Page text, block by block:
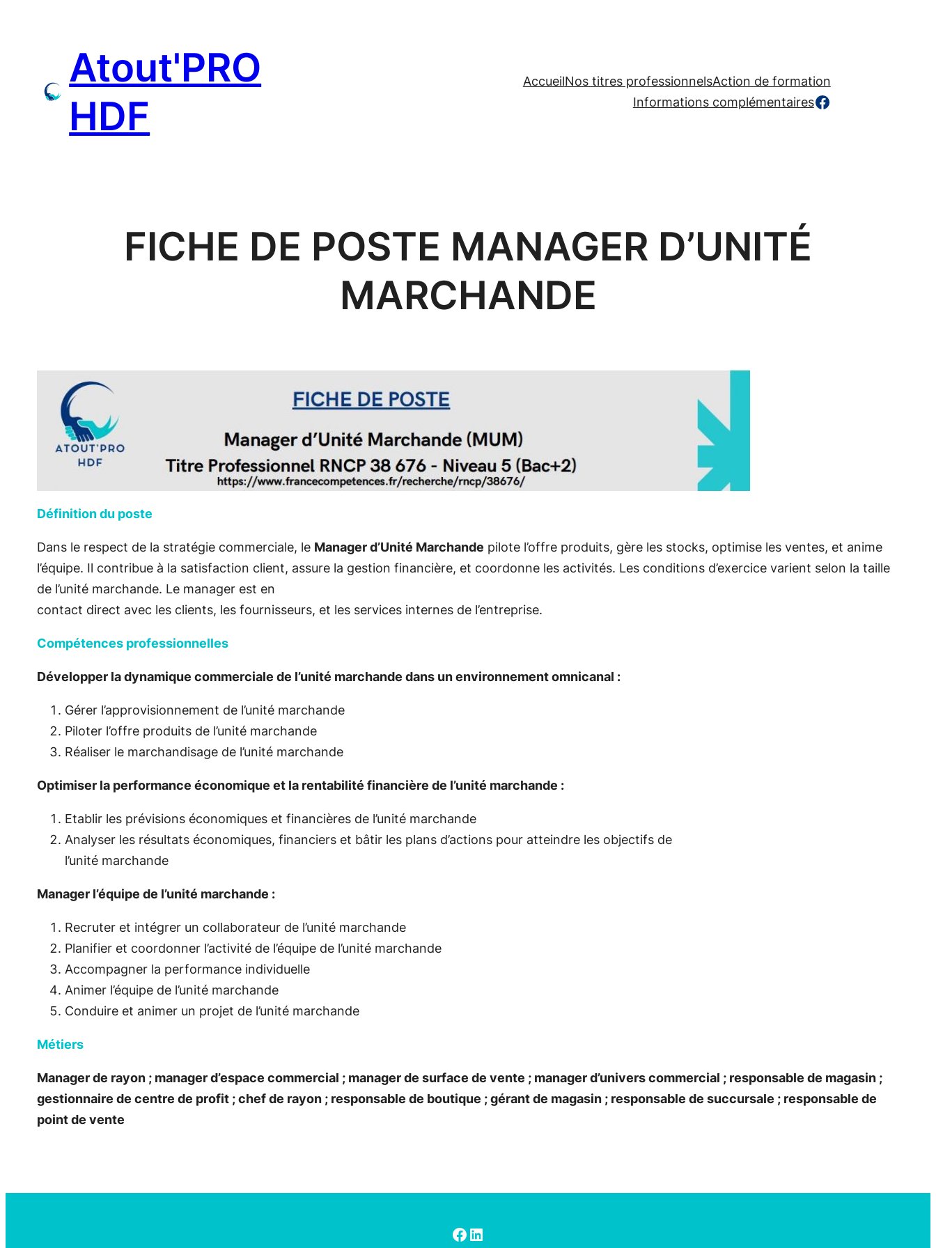
Atout'PRO
HDF
AccueilNos titres professionnelsAction de formation
Informations complémentaireshttps://www.facebook.com/
FICHE DE POSTE MANAGER D’UNITÉ
MARCHANDE
Définition du poste
Dans le respect de la stratégie commerciale, le Manager d’Unité Marchande pilote l’offre produits, gère les stocks, optimise les ventes, et anime
l’équipe. Il contribue à la satisfaction client, assure la gestion financière, et coordonne les activités. Les conditions d’exercice varient selon la taille
de l’unité marchande. Le manager est en
contact direct avec les clients, les fournisseurs, et les services internes de l’entreprise.
Compétences professionnelles
Développer la dynamique commerciale de l’unité marchande dans un environnement omnicanal :
Gérer l’approvisionnement de l’unité marchande
Piloter l’offre produits de l’unité marchande
Réaliser le marchandisage de l’unité marchande
Optimiser la performance économique et la rentabilité financière de l’unité marchande :
Etablir les prévisions économiques et financières de l’unité marchande
Analyser les résultats économiques, financiers et bâtir les plans d’actions pour atteindre les objectifs de
l’unité marchande
Manager l’équipe de l’unité marchande :
Recruter et intégrer un collaborateur de l’unité marchande
Planifier et coordonner l’activité de l’équipe de l’unité marchande
Accompagner la performance individuelle
Animer l’équipe de l’unité marchande
Conduire et animer un projet de l’unité marchande
Métiers
Manager de rayon ; manager d’espace commercial ; manager de surface de vente ; manager d’univers commercial ; responsable de magasin ;
gestionnaire de centre de profit ; chef de rayon ; responsable de boutique ; gérant de magasin ; responsable de succursale ; responsable de
point de vente
Facebook
LinkedIn